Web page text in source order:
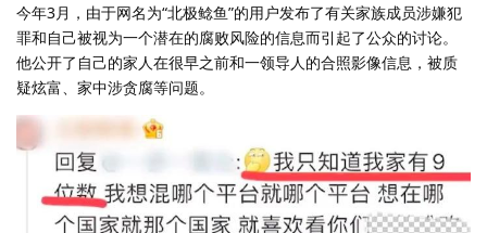
今年3月，由于网名为“北极鲶鱼”的用户发布了有关家族成员涉嫌犯
罪和自己被视为一个潜在的腐败风险的信息而引起了公众的讨论。
他公开了自己的家人在很早之前和一领导人的合照影像信息，被质
疑炫富、家中涉贪腐等问题。